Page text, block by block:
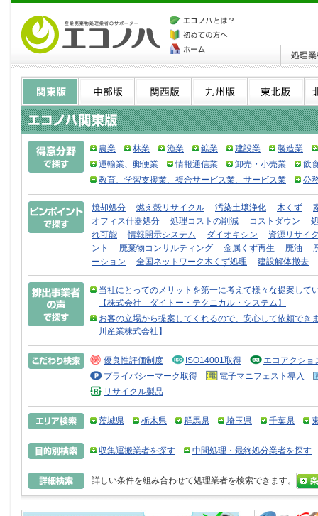
農業 林業 漁業 鉱業 建設業
製造業
運輸業、郵便業
情報通信業 卸売・小売業
飲
教育、学習支援業、複合サービス業、サービス業
公
焼却処分 燃え殻リサイクル 汚染土壌浄化 木くず
オフィス什器処分
処理コストの削減 コストダウン
れ可能
情報開示システム ダイオキシン
資源リサイ
ント
廃棄物コンサルティング 金属くず再生 廃油
ーション
全国ネットワーク木くず処理 建設解体撤去
当社にとってのメリットを第一に考えて様々な提案し
【株式会社 ダイトー・テクニカル・システム】
お客の立場から提案してくれるので、安心して依頼で
川産業株式会社】
優良性評価制度 ISO14001取得
エコアクショ
プライバシーマーク取得
電子マニフェスト導入
リサイクル製品
茨城県 栃木県 群馬県 埼玉県 千葉県
収集運搬業者を探す 中間処理・最終処分業者を探す
詳しい条件を組み合わせて処理業者を検索できます。